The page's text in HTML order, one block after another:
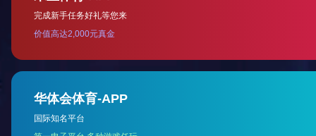
惠鑫联合产品发布会